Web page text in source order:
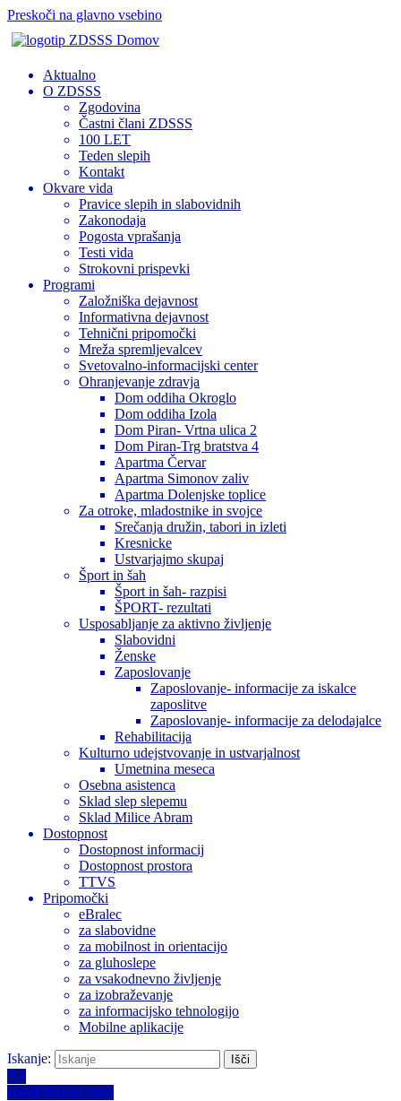
Preskoči na glavno vsebino
Domov
Aktualno
O ZDSSS
Zgodovina
Častni člani ZDSSS
100 LET
Teden slepih
Kontakt
Okvare vida
Pravice slepih in slabovidnih
Zakonodaja
Pogosta vprašanja
Testi vida
Strokovni prispevki
Programi
Založniška dejavnost
Informativna dejavnost
Tehnični pripomočki
Mreža spremljevalcev
Svetovalno-informacijski center
Ohranjevanje zdravja
Dom oddiha Okroglo
Dom oddiha Izola
Dom Piran- Vrtna ulica 2
Dom Piran-Trg bratstva 4
Apartma Červar
Apartma Simonov zaliv
Apartma Dolenjske toplice
Za otroke, mladostnike in svojce
Srečanja družin, tabori in izleti
Kresnicke
Ustvarjajmo skupaj
Šport in šah
Šport in šah- razpisi
ŠPORT- rezultati
Usposabljanje za aktivno življenje
Slabovidni
Ženske
Zaposlovanje
Zaposlovanje- informacije za iskalce
zaposlitve
Zaposlovanje- informacije za delodajalce
Rehabilitacija
Kulturno udejstvovanje in ustvarjalnost
Umetnina meseca
Osebna asistenca
Sklad slep slepemu
Sklad Milice Abram
Dostopnost
Dostopnost informacij
Dostopnost prostora
TTVS
Pripomočki
eBralec
za slabovidne
za mobilnost in orientacijo
za gluhoslepe
za vsakodnevno življenje
za izobraževanje
za informacijsko tehnologijo
Mobilne aplikacije
Iskanje:
A+
Izberi barvno temo